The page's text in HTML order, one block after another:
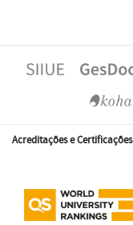
Acreditações e Certificações